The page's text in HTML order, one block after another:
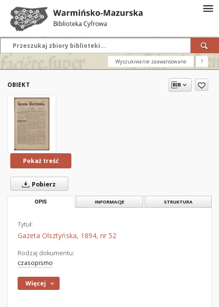
Wyszukiwanie zaawansowane ?
OBIEKT
Pokaż treść
Pobierz
OPIS INFORMACJE STRUKTURA
Tytuł:
Gazeta Olsztyńska, 1894, nr 52
Rodzaj dokumentu:
czasopismo
Więcej